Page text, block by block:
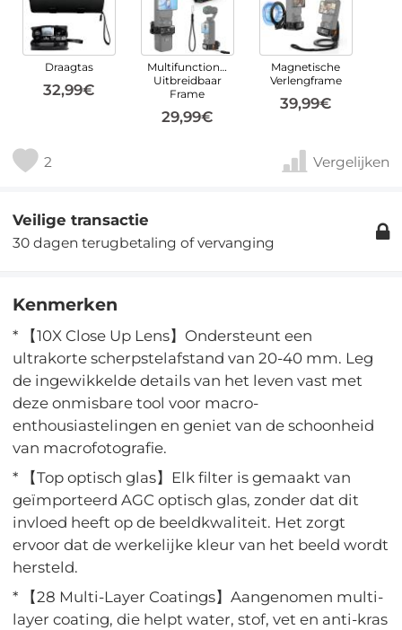
Draagtas
32,99€
Multifunctioneel
Uitbreidbaar
Frame
29,99€
Magnetische
Verlengframe
39,99€
2 Vergelijken
Veilige transactie
30 dagen terugbetaling of vervanging
Kenmerken
* 【10X Close Up Lens】Ondersteunt een
ultrakorte scherpstelafstand van 20-40 mm. Leg
de ingewikkelde details van het leven vast met
deze onmisbare tool voor macro-
enthousiastelingen en geniet van de schoonheid
van macrofotografie.
* 【Top optisch glas】Elk filter is gemaakt van
geïmporteerd AGC optisch glas, zonder dat dit
invloed heeft op de beeldkwaliteit. Het zorgt
ervoor dat de werkelijke kleur van het beeld wordt
hersteld.
* 【28 Multi-Layer Coatings】Aangenomen multi-
layer coating, die helpt water, stof, vet en anti-kras